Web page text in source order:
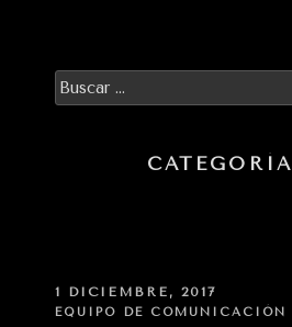
Buscar
por:
PUBLICADO
EN
1 DICIEMBRE, 2017
EQUIPO DE COMUNICACIÓN